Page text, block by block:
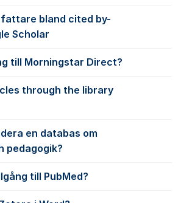
bland cited by-
Scholar
till Morningstar Direct?
through the library
en databas om
pedagogik?
till PubMed?